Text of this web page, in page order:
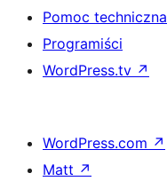
Pomoc techniczna
Programiści
WordPress.tv ↗
WordPress.com ↗
Matt ↗